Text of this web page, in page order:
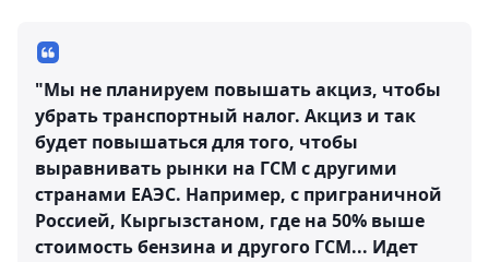
"Мы не планируем повышать акциз, чтобы
убрать транспортный налог. Акциз и так
будет повышаться для того, чтобы
выравнивать рынки на ГСМ с другими
странами ЕАЭС. Например, с приграничной
Россией, Кыргызстаном, где на 50% выше
стоимость бензина и другого ГСМ... Идет